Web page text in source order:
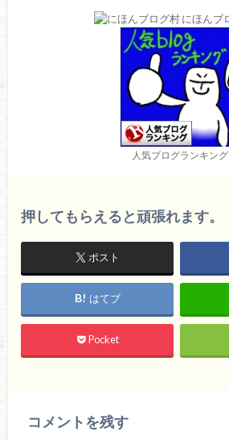
人気ブログランキング
押してもらえると頑張れます。
ポスト
はてブ
Pocket
コメントを残す